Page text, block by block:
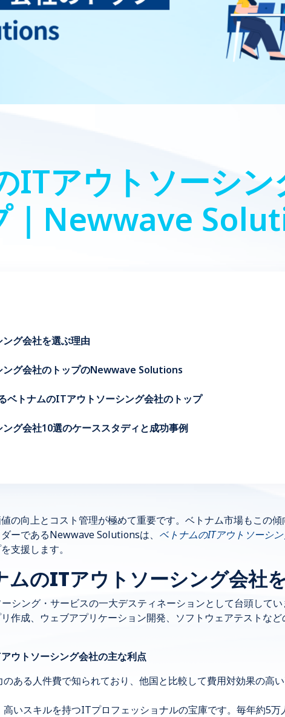
ITアウトソーシン
｜Newwave
の向上とコスト管理が極めて重要です。ベトナム市場もこの
ーであるNewwave Solutionsは、 ベトナムのITアウトソーシ
支援します。
ムのITアウトソーシング会社
シング・サービスの一大デスティネーションとして台頭して
作成、ウェブアプリケーション開発、ソフトウェアテストな
ウトソーシング会社の主な利点
のある人件費で知られており、他国と比較して費用対効果の高
高いスキルを持つITプロフェッショナルの宝庫です。毎年約5
グ会社を選ぶ理由
ング会社のトップのNewwave Solutions
トナムのITアウトソーシング会社のトップ
グ会社10選のケーススタディと成功事例